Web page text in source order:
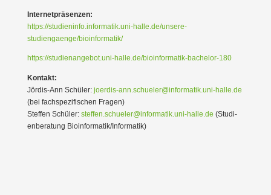
Inter­net­prä­senzen:
https://studieninfo.informatik.uni-halle.de/unsere-
studiengaenge/bioinformatik/
https://studienangebot.uni-halle.de/bioinformatik-bachelor-180
Kontakt:
Jördis-Ann Schüler: joerdis-ann.schueler@informatik.uni-halle.de
(bei fachspe­zi­fi­schen Fragen)
Steffen Schüler: steffen.schueler@informatik.uni-halle.de (Studi­
en­be­ratung Bioinformatik/Informatik)